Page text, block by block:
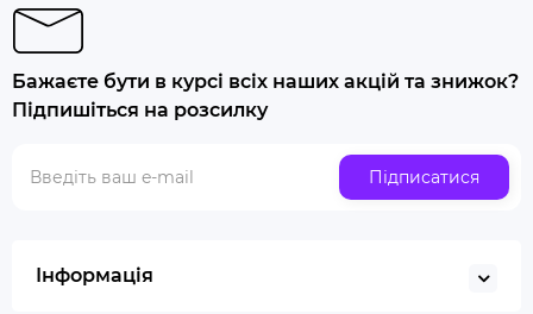
Купити папір для самокруток
Попільничка
Купити люльку для куріння
Люлька для куріння набір
Купити ювелірні ваги
Гільйотина для сигар
Бажаєте бути в курсі всіх наших акцій та знижок?
Підпишіться на розсилку
Підписатися
Інформація